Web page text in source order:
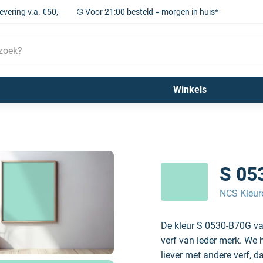
v.a. €50,- Voor 21:00 besteld = morgen in huis*
Winkels
S
NCS
De kleur S 0530-B70G
verf van ieder merk. We
liever met andere verf,